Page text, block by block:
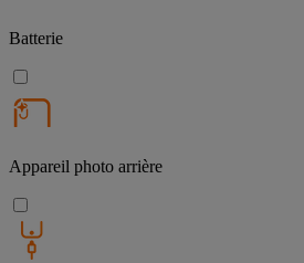
Batterie
Appareil photo arrière